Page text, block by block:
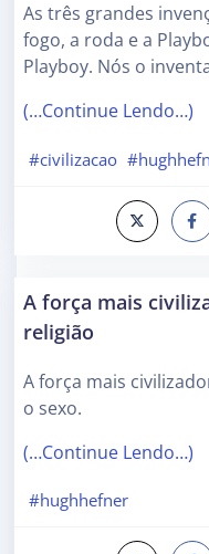
As três grandes
fogo, a roda e a
Playboy. Nós o
(…Continue Lendo…)
#civilizacao
A força mais
religião
A força mais
o sexo.
(…Continue Lendo…)
#hughhefner